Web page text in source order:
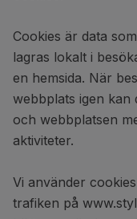
Cookies är data
lagras lokalt i
en hemsida. När
webbplats igen kan
och webbplatsen
aktiviteter.
Vi använder
trafiken på